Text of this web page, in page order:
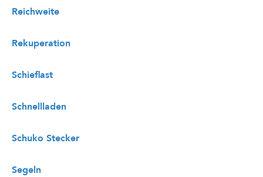
Reichweite
Rekuperation
Schieflast
Schnellladen
Schuko Stecker
Segeln